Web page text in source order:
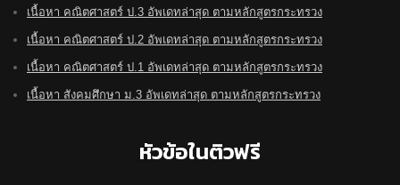
เนื้อหา คณิตศาสตร์ ป.3 อัพเดทล่าสุด ตามหลักสูตรกระทรวง
เนื้อหา คณิตศาสตร์ ป.2 อัพเดทล่าสุด ตามหลักสูตรกระทรวง
เนื้อหา คณิตศาสตร์ ป.1 อัพเดทล่าสุด ตามหลักสูตรกระทรวง
เนื้อหา สังคมศึกษา ม.3 อัพเดทล่าสุด ตามหลักสูตรกระทรวง
หัวข้อในติวฟรี